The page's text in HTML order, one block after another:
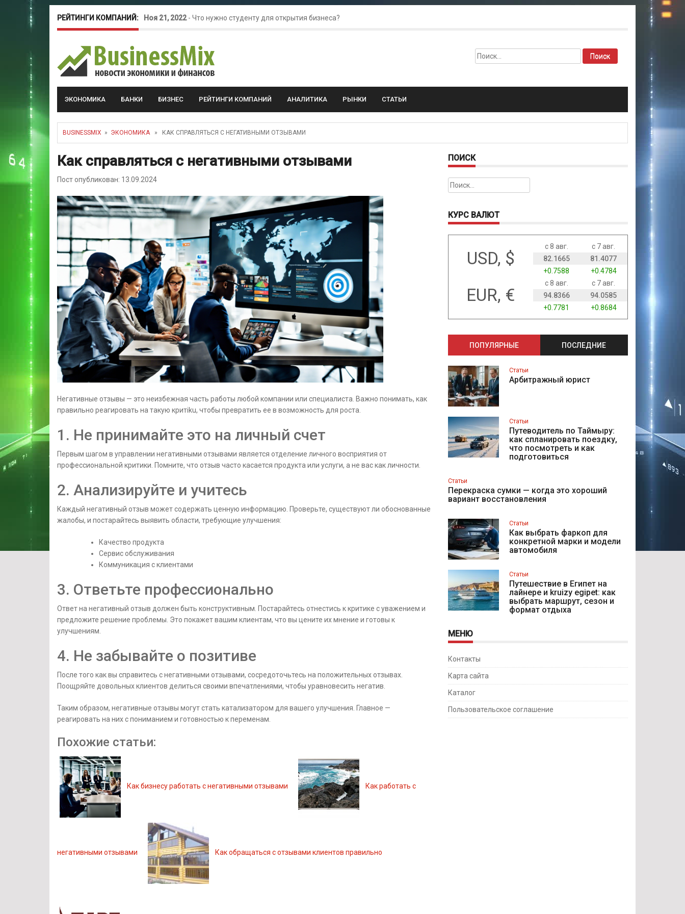
РЕЙТИНГИ КОМПАНИЙ: Ноя 21, 2022- Что нужно студенту для открытия бизнеса?
Май 16, 2022-Курсовые колебания: как защитить свой бизнес?
Найти:
ЭКОНОМИКА БАНКИ БИЗНЕС РЕЙТИНГИ КОМПАНИЙ АНАЛИТИКА РЫНКИ СТАТЬИ
BUSINESSMIX » ЭКОНОМИКА» КАК СПРАВЛЯТЬСЯ С НЕГАТИВНЫМИ ОТЗЫВАМИ
Как справляться с негативными отзывами
Пост опубликован: 13.09.2024
Негативные отзывы — это неизбежная часть работы любой компании или специалиста. Важно понимать, как
правильно реагировать на такую критiku, чтобы превратить ее в возможность для роста.
1. Не принимайте это на личный счет
Первым шагом в управлении негативными отзывами является отделение личного восприятия от
профессиональной критики. Помните, что отзыв часто касается продукта или услуги, а не вас как личности.
2. Анализируйте и учитесь
Каждый негативный отзыв может содержать ценную информацию. Проверьте, существуют ли обоснованные
жалобы, и постарайтесь выявить области, требующие улучшения:
Качество продукта
Сервис обслуживания
Коммуникация с клиентами
3. Ответьте профессионально
Ответ на негативный отзыв должен быть конструктивным. Постарайтесь отнестись к критике с уважением и
предложите решение проблемы. Это покажет вашим клиентам, что вы цените их мнение и готовы к
улучшениям.
4. Не забывайте о позитиве
После того как вы справитесь с негативными отзывами, сосредоточьтесь на положительных отзывах.
Поощряйте довольных клиентов делиться своими впечатлениями, чтобы уравновесить негатив.
Таким образом, негативные отзывы могут стать катализатором для вашего улучшения. Главное —
реагировать на них с пониманием и готовностью к переменам.
Похожие статьи:
Как бизнесу работать с негативными отзывами Как работать с
негативными отзывами Как обращаться с отзывами клиентов правильно
ПОИСК
Найти:
КУРС ВАЛЮТ
USD, $
с 8 авг.
с 7 авг.
82.1665
81.4077
+0.7588
+0.4784
EUR, €
с 8 авг.
с 7 авг.
94.8366
94.0585
+0.7781
+0.8684
ПОПУЛЯРНЫЕ ПОСЛЕДНИЕ
Статьи
Арбитражный юрист
Статьи
Путеводитель по Таймыру:
как спланировать поездку,
что посмотреть и как
подготовиться
Статьи
Перекраска сумки — когда это хороший
вариант восстановления
Статьи
Как выбрать фаркоп для
конкретной марки и модели
автомобиля
Статьи
Путешествие в Египет на
лайнере и kruizy egipet: как
выбрать маршрут, сезон и
формат отдыха
МЕНЮ
Контакты
Карта сайта
Каталог
Пользовательское соглашение